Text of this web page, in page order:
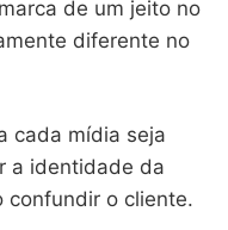
de um jeito no
diferente no
cada mídia seja
a identidade da
confundir o cliente.